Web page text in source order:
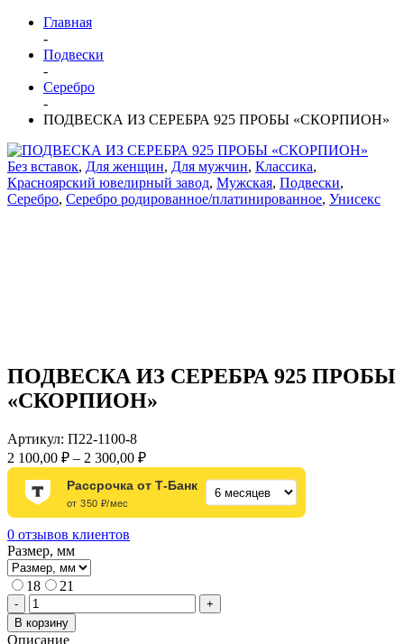
Главная
-
Подвески
-
Серебро
-
ПОДВЕСКА ИЗ СЕРЕБРА 925 ПРОБЫ «СКОРПИОН»
Без вставок, Для женщин, Для мужчин, Классика,
Красноярский ювелирный завод, Мужская, Подвески,
Серебро, Серебро родированное/платинированное, Унисекс
ПОДВЕСКА ИЗ СЕРЕБРА 925 ПРОБЫ
«СКОРПИОН»
Артикул: П22-1100-8
2 100,00 ₽ – 2 300,00 ₽Диапазон
цен:
2
–
Рассрочка от Т-Банк
от 350 ₽/мес
0 отзывов клиентов
Размер, мм
18 21
-
Количество
товара
ПОДВЕСКА
+
В корзину
Описание